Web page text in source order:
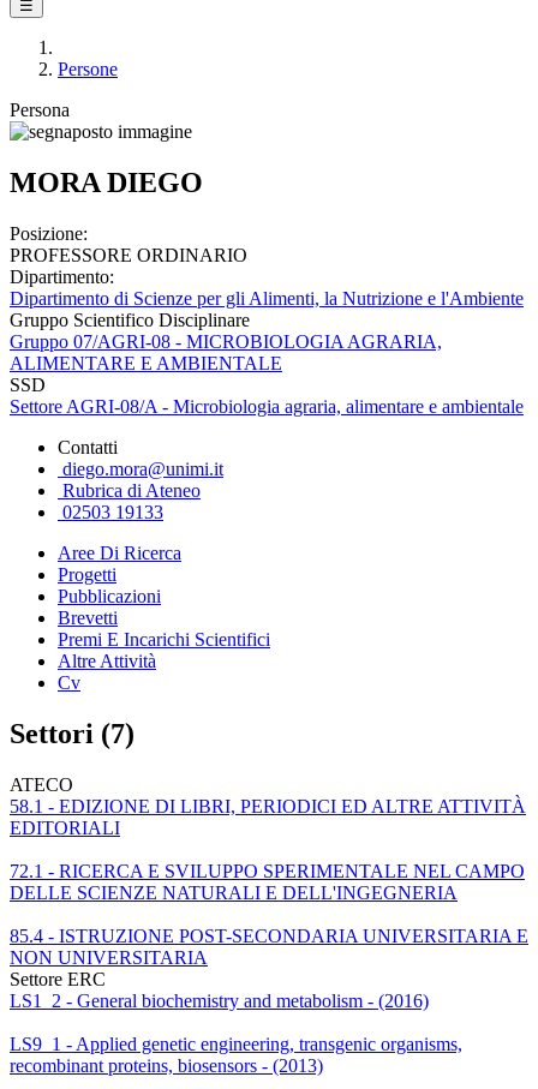
☰
Persone
Persona
MORA DIEGO
Posizione:
PROFESSORE ORDINARIO
Dipartimento:
Dipartimento di Scienze per gli Alimenti, la Nutrizione e l'Ambiente
Gruppo Scientifico Disciplinare
Gruppo 07/AGRI-08 - MICROBIOLOGIA AGRARIA,
ALIMENTARE E AMBIENTALE
SSD
Settore AGRI-08/A - Microbiologia agraria, alimentare e ambientale
Contatti
diego.mora@unimi.it
Rubrica di Ateneo
02503 19133
Aree Di Ricerca
Progetti
Pubblicazioni
Brevetti
Premi E Incarichi Scientifici
Altre Attività
Cv
Settori (7)
ATECO
58.1 - EDIZIONE DI LIBRI, PERIODICI ED ALTRE ATTIVITÀ
EDITORIALI
72.1 - RICERCA E SVILUPPO SPERIMENTALE NEL CAMPO
DELLE SCIENZE NATURALI E DELL'INGEGNERIA
85.4 - ISTRUZIONE POST-SECONDARIA UNIVERSITARIA E
NON UNIVERSITARIA
Settore ERC
LS1_2 - General biochemistry and metabolism - (2016)
LS9_1 - Applied genetic engineering, transgenic organisms,
recombinant proteins, biosensors - (2013)